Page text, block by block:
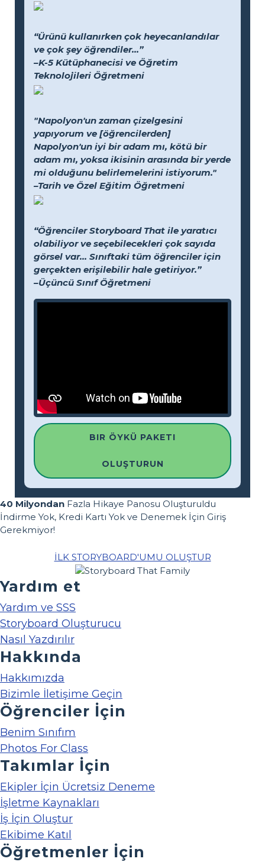
“Ürünü kullanırken çok heyecanlandılar
ve çok şey öğrendiler...”
–K-5 Kütüphanecisi ve Öğretim
Teknolojileri Öğretmeni
"Napolyon'un zaman çizelgesini
yapıyorum ve [öğrencilerden]
Napolyon'un iyi bir adam mı, kötü bir
adam mı, yoksa ikisinin arasında bir yerde
mi olduğunu belirlemelerini istiyorum."
–Tarih ve Özel Eğitim Öğretmeni
“Öğrenciler Storyboard That ile yaratıcı
olabiliyor ve seçebilecekleri çok sayıda
görsel var... Sınıftaki tüm öğrenciler için
gerçekten erişilebilir hale getiriyor.”
–Üçüncü Sınıf Öğretmeni
BIR ÖYKÜ PAKETI
OLUŞTURUN
40 Milyondan Fazla Hikaye Panosu Oluşturuldu
İndirme Yok, Kredi Kartı Yok ve Denemek İçin Giriş
Gerekmiyor!
İLK STORYBOARD'UMU OLUŞTUR
Yardım et
Yardım ve SSS
Storyboard Oluşturucu
Nasıl Yazdırılır
Hakkında
Hakkımızda
Bizimle İletişime Geçin
Öğrenciler İçin
Benim Sınıfım
Photos For Class
Takımlar İçin
Ekipler İçin Ücretsiz Deneme
İşletme Kaynakları
İş İçin Oluştur
Ekibime Katıl
Öğretmenler İçin